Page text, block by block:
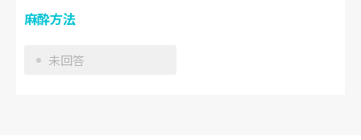
麻酔方法
未回答